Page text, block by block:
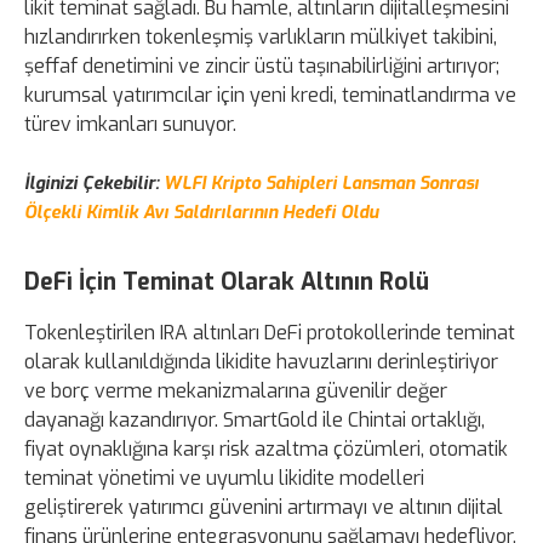
likit teminat sağladı. Bu hamle, altınların dijitalleşmesini
hızlandırırken tokenleşmiş varlıkların mülkiyet takibini,
şeffaf denetimini ve zincir üstü taşınabilirliğini artırıyor;
kurumsal yatırımcılar için yeni kredi, teminatlandırma ve
türev imkanları sunuyor.
İlginizi Çekebilir: WLFI Kripto Sahipleri Lansman Sonrası
Ölçekli Kimlik Avı Saldırılarının Hedefi Oldu
DeFi İçin Teminat Olarak Altının Rolü
Tokenleştirilen IRA altınları DeFi protokollerinde teminat
olarak kullanıldığında likidite havuzlarını derinleştiriyor
ve borç verme mekanizmalarına güvenilir değer
dayanağı kazandırıyor. SmartGold ile Chintai ortaklığı,
fiyat oynaklığına karşı risk azaltma çözümleri, otomatik
teminat yönetimi ve uyumlu likidite modelleri
geliştirerek yatırımcı güvenini artırmayı ve altının dijital
finans ürünlerine entegrasyonunu sağlamayı hedefliyor.